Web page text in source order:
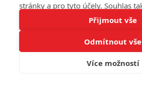
Tato stránka používá soubory
Rozumím
stránky a pro tyto účely. Souhlas
odmítnout, ale v takovém případě
nebudou k dispozici některé
Vaše volby souhlasu se budou
tuto webovou stránku. Vaše
souhlasu můžete kdykoli změnit na
Přijmout vše
Odmítnout vše
Více možností